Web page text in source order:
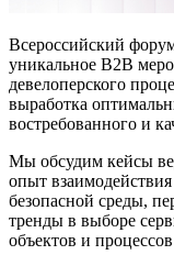
Всероссийский
уникальное B2B
девелоперского
выработка
востребованного и
Мы обсудим кейсы
опыт
безопасной среды,
тренды в выборе
объектов и